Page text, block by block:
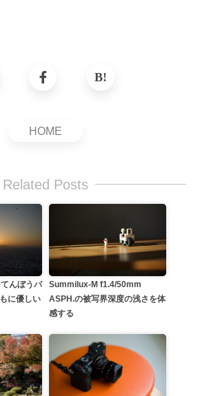
HOME
Related Posts
んぼうパ
に優しい
Summilux-M f1.4/50mm
ASPH.の被写界深度の浅さを体
感する